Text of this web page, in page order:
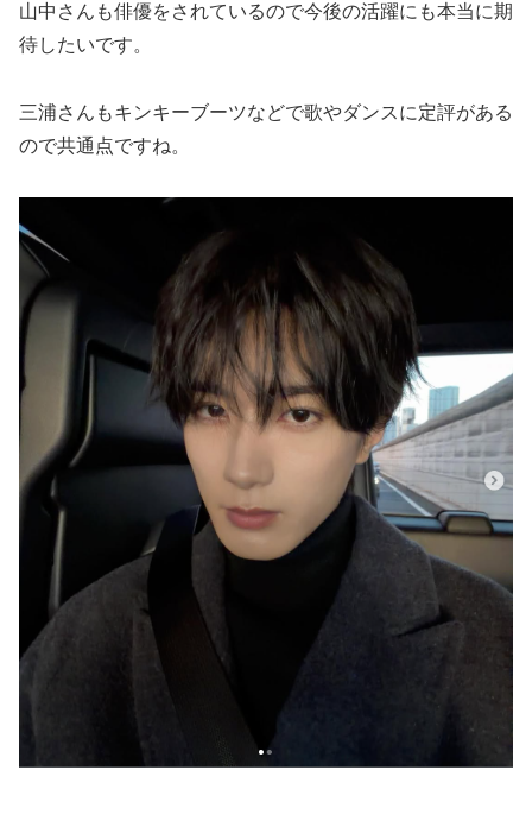
山中さんも俳優をされているので今後の活躍にも本当に期
待したいです。
三浦さんもキンキーブーツなどで歌やダンスに定評がある
ので共通点ですね。